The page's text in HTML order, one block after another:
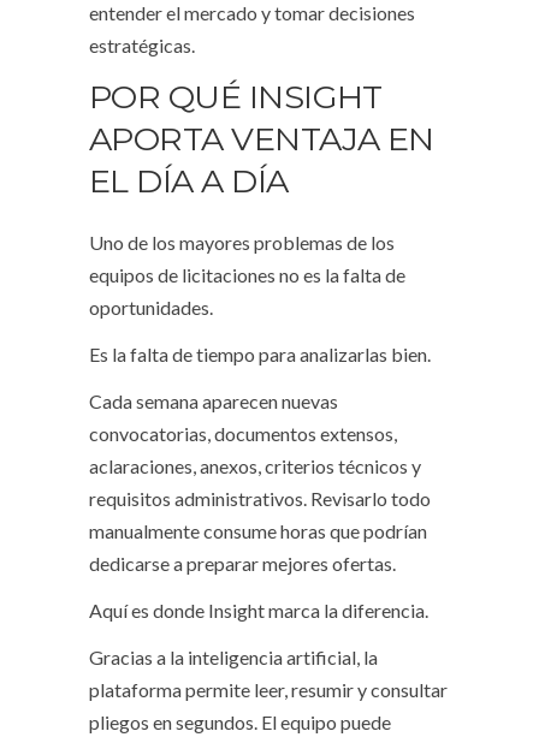
entender el mercado y tomar decisiones
estratégicas.
POR QUÉ INSIGHT
APORTA VENTAJA EN
EL DÍA A DÍA
Uno de los mayores problemas de los
equipos de licitaciones no es la falta de
oportunidades.
Es la falta de tiempo para analizarlas bien.
Cada semana aparecen nuevas
convocatorias, documentos extensos,
aclaraciones, anexos, criterios técnicos y
requisitos administrativos. Revisarlo todo
manualmente consume horas que podrían
dedicarse a preparar mejores ofertas.
Aquí es donde Insight marca la diferencia.
Gracias a la inteligencia artificial, la
plataforma permite leer, resumir y consultar
pliegos en segundos. El equipo puede